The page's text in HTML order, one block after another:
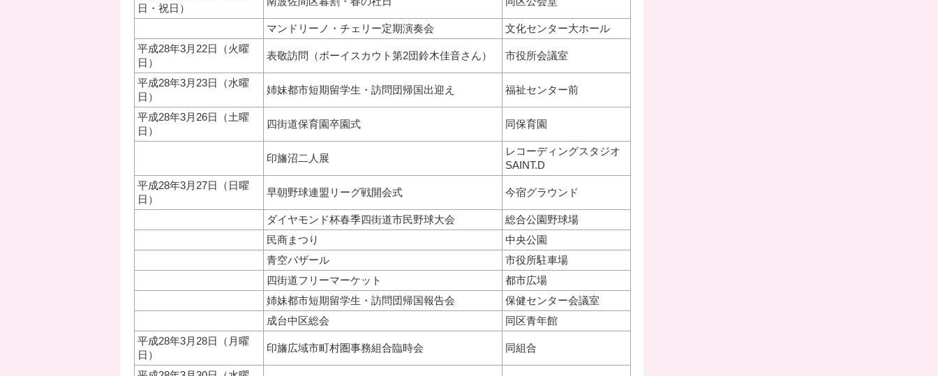
日・祝日）
マンドリーノ・チェリー定期演奏会
文化センター大ホール
平成28年3月22日（火曜
日）
表敬訪問（ボーイスカウト第2団鈴木佳音さん） 市役所会議室
平成28年3月23日（水曜
日）
姉妹都市短期留学生・訪問団帰国出迎え 福祉センター前
平成28年3月26日（土曜
日）
四街道保育園卒園式 同保育園
印旛沼二人展
レコーディングスタジオ
SAINT.D
平成28年3月27日（日曜
日）
早朝野球連盟リーグ戦開会式 今宿グラウンド
ダイヤモンド杯春季四街道市民野球大会
総合公園野球場
民商まつり
中央公園
青空バザール
市役所駐車場
四街道フリーマーケット
都市広場
姉妹都市短期留学生・訪問団帰国報告会
保健センター会議室
成台中区総会
同区青年館
平成28年3月28日（月曜
日）
印旛広域市町村圏事務組合臨時会 同組合